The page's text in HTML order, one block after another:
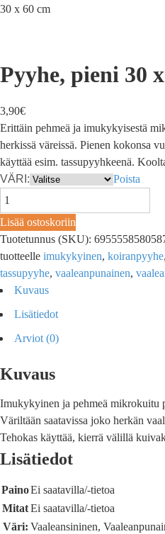
30 x 60 cm
Pyyhe, pieni 30
3,90€
Erittäin pehmeä ja imukykyisestä
herkissä väreissä. Pienen kokonsa
käyttää esim. tassupyyhkeenä.
VÄRI:
Poista
Lisää ostoskoriin
Tuotetunnus (SKU):
tuotteelle imukykyinen, koiranpyyhe,
tassupyyhe, vaaleanpunainen,
Kuvaus
Lisätiedot
Arviot (0)
Kuvaus
Imukykyinen ja pehmeä mikrokuitu
Väriltään saatavissa joko herkän
Tehokas käyttää, kierrä välillä
Lisätiedot
PainoEi saatavilla/-tietoa
MitatEi saatavilla/-tietoa
Väri: Vaaleansininen,